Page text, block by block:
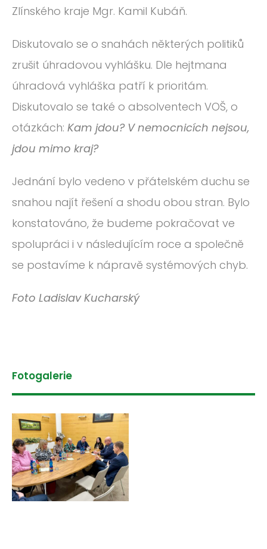
Zlínského kraje Mgr. Kamil Kubáň.
Diskutovalo se o snahách některých politiků
zrušit úhradovou vyhlášku. Dle hejtmana
úhradová vyhláška patří k prioritám.
Diskutovalo se také o absolventech VOŠ, o
otázkách: Kam jdou? V nemocnicích nejsou,
jdou mimo kraj?
Jednání bylo vedeno v přátelském duchu se
snahou najít řešení a shodu obou stran. Bylo
konstatováno, že budeme pokračovat ve
spolupráci i v následujícím roce a společně
se postavíme k nápravě systémových chyb.
Foto Ladislav Kucharský
Fotogalerie